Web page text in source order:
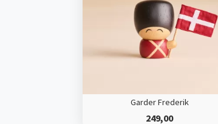
Garder Frederik
249,00